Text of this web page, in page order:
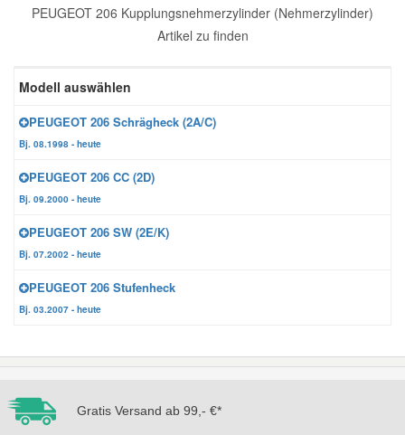
PEUGEOT 206 Kupplungsnehmerzylinder (Nehmerzylinder)
Artikel zu finden
Modell auswählen
PEUGEOT 206 Schrägheck (2A/C)
Bj. 08.1998 - heute
PEUGEOT 206 CC (2D)
Bj. 09.2000 - heute
PEUGEOT 206 SW (2E/K)
Bj. 07.2002 - heute
PEUGEOT 206 Stufenheck
Bj. 03.2007 - heute
Gratis Versand ab 99,- €*
Scheibenreinigung
Zündanlage und Glühanlage
Reparatur-Zubehör
Karosserie Werkzeug
Schlüsselgehäuse
Werkstattbedarf
Winter-Autozubehör
Daewoo Ersatzteile
Daihatsu Ersatzteile
Dodge Ersatzteile
Honda Ersatzteile
Hyundai Ersatzteile
Jeep Ersatzteile